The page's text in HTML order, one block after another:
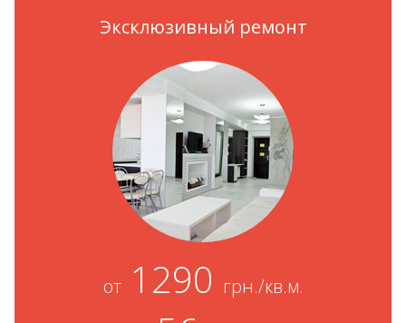
Эксклюзивный ремонт
от1290 грн./кв.м.